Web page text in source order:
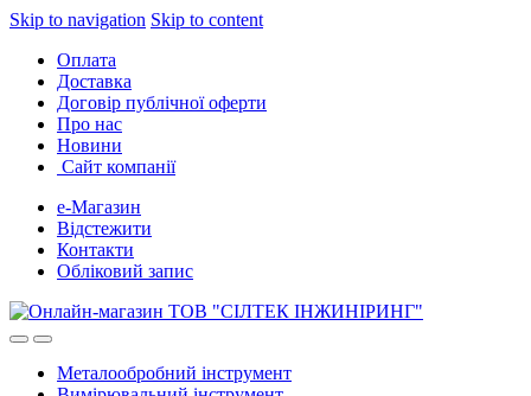
Skip to navigation Skip to content
Оплата
Доставка
Договір публічної оферти
Про нас
Новини
Сайт компанії
е-Магазин
Відстежити
Контакти
Обліковий запис
Металообробний інструмент